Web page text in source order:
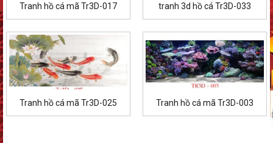
Tranh hồ cá mã Tr3D-017 tranh 3d hồ cá Tr3D-033
Tranh hồ cá mã Tr3D-025 Tranh hồ cá mã Tr3D-003